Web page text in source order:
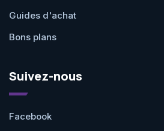
Guides d'achat
Bons plans
Suivez-nous
Facebook